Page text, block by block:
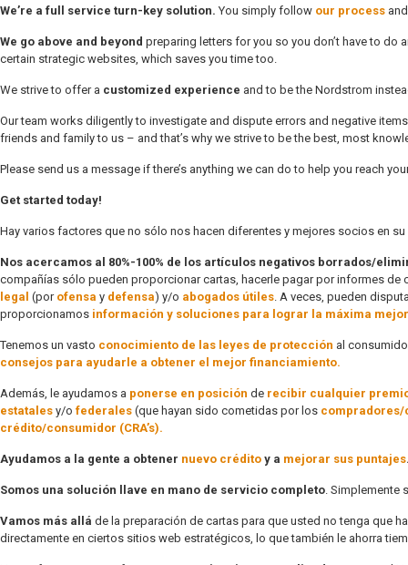
We’re a full service turn-key solution. You simply follow our process
We go above and beyond preparing letters for you so you don’t have to do
certain strategic websites, which saves you time too.
We strive to offer a customized experience and to be the Nordstrom
Our team works diligently to investigate and dispute errors and negative
friends and family to us – and that’s why we strive to be the best, most
Please send us a message if there’s anything we can do to help you reach
Get started today!
Hay varios factores que no sólo nos hacen diferentes y mejores socios en
Nos acercamos al 80%-100% de los artículos negativos borrados/
compañías sólo pueden proporcionar cartas, hacerle pagar por informes de
legal (por ofensa y defensa) y/o abogados útiles. A veces, pueden
proporcionamos información y soluciones para lograr la máxima
Tenemos un vasto conocimiento de las leyes de protección al
consejos para ayudarle a obtener el mejor financiamiento.
Además, le ayudamos a ponerse en posición de recibir cualquier
estatales y/o federales (que hayan sido cometidas por los
crédito/consumidor (CRA’s).
Ayudamos a la gente a obtener nuevo crédito y a mejorar sus puntajes
Somos una solución llave en mano de servicio completo. Simplemente
Vamos más allá de la preparación de cartas para que usted no tenga que
directamente en ciertos sitios web estratégicos, lo que también le ahorra